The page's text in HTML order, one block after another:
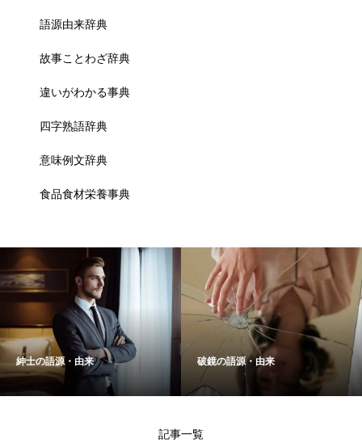
語源由来辞典
故事ことわざ辞典
違いがわかる事典
四字熟語辞典
意味例文辞典
食品食材栄養事典
紳士の語源・由来 破鏡の語源・由来
記事一覧